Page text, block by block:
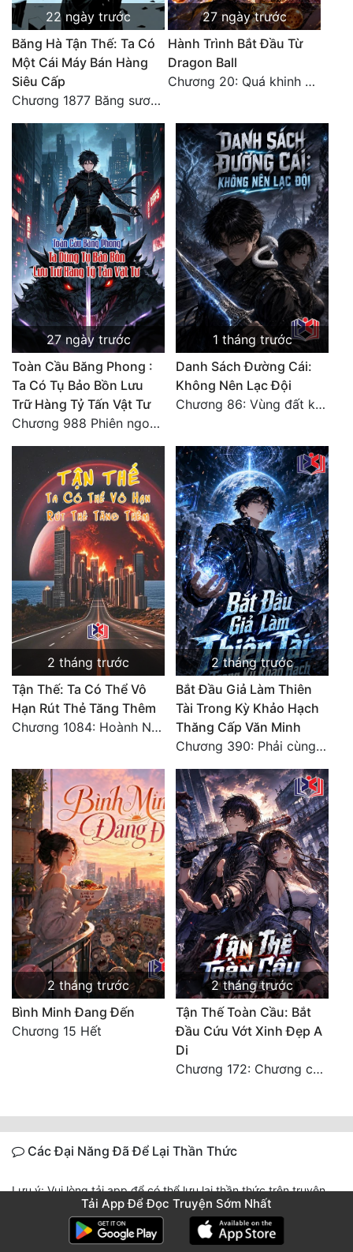
22 ngày trước
Băng Hà Tận Thế: Ta Có
Một Cái Máy Bán Hàng
Siêu Cấp
Chương 1877 Băng sương kết giới
27 ngày trước
Hành Trình Bắt Đầu Từ
Dragon Ball
Chương 20: Quá khinh người
27 ngày trước
Toàn Cầu Băng Phong :
Ta Có Tụ Bảo Bồn Lưu
Trữ Hàng Tỷ Tấn Vật Tư
Chương 988 Phiên ngoại Ma vương
1 tháng trước
Danh Sách Đường Cái:
Không Nên Lạc Đội
Chương 86: Vùng đất không cửa
2 tháng trước
Tận Thế: Ta Có Thể Vô
Hạn Rút Thẻ Tăng Thêm
Chương 1084: Hoành Nhập Vi Quan
2 tháng trước
Bắt Đầu Giả Làm Thiên
Tài Trong Kỳ Khảo Hạch
Thăng Cấp Văn Minh
Chương 390: Phải cùng nhau gánh
2 tháng trước
Bình Minh Đang Đến
Chương 15 Hết
2 tháng trước
Tận Thế Toàn Cầu: Bắt
Đầu Cứu Vớt Xinh Đẹp A
Di
Chương 172: Chương cuối cùng, dọn dẹp Nữ Vương
Các Đại Năng Đã Để Lại Thần Thức
Lưu ý: Vui lòng tải app để có thể lưu lại thần thức trên truyện
Tải App Để Đọc Truyện Sớm Nhất